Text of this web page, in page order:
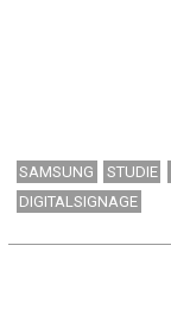
SAMSUNG STUDIE
DIGITALSIGNAGE